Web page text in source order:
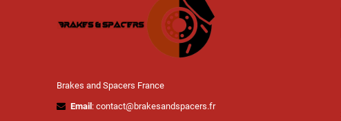
Brakes and Spacers France
Email : contact@brakesandspacers.fr